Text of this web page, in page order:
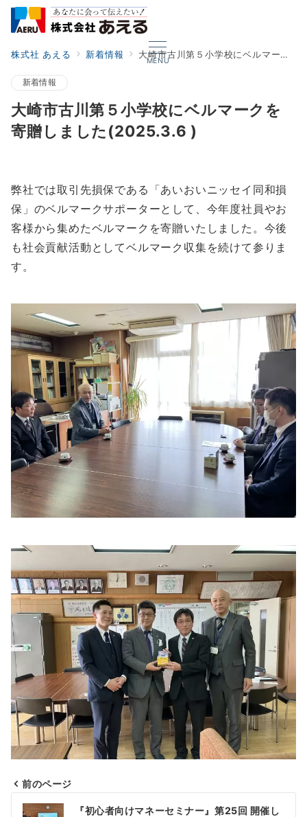
MENU
株式社 あえる 新着情報 大崎市古川第５小学校にベルマークを寄贈しました(2025.3.6 )
新着情報
大崎市古川第５小学校にベルマークを
寄贈しました(2025.3.6 )
弊社では取引先損保である「あいおいニッセイ同和損
保」のベルマークサポーターとして、今年度社員やお
客様から集めたベルマークを寄贈いたしました。今後
も社会貢献活動としてベルマーク収集を続けて参りま
す。
投
前のページ
『初心者向けマネーセミナー』第25回 開催し